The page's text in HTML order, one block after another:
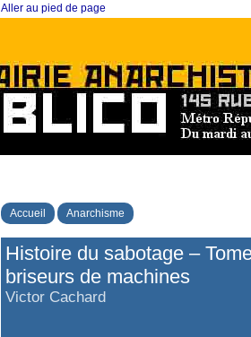
Aller au pied de page
Accueil Anarchisme
Histoire du sabotage –
briseurs de machines
Victor Cachard